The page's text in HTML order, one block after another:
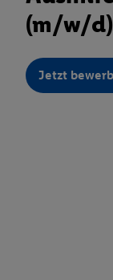
(m/w/d)
Jetzt